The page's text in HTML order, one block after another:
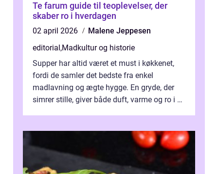
Te farum guide til teoplevelser, der
skaber ro i hverdagen
02 april 2026
Malene Jeppesen
editorial ,Madkultur og historie
Supper har altid været et must i køkkenet,
fordi de samler det bedste fra enkel
madlavning og ægte hygge. En gryde, der
simrer stille, giver både duft, varme og ro i en